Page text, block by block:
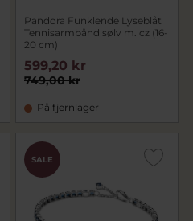
Pandora Funklende Lyseblåt
Tennisarmbånd sølv m. cz (16-
20 cm)
749,00 kr
599,20 kr
På fjernlager
SALE